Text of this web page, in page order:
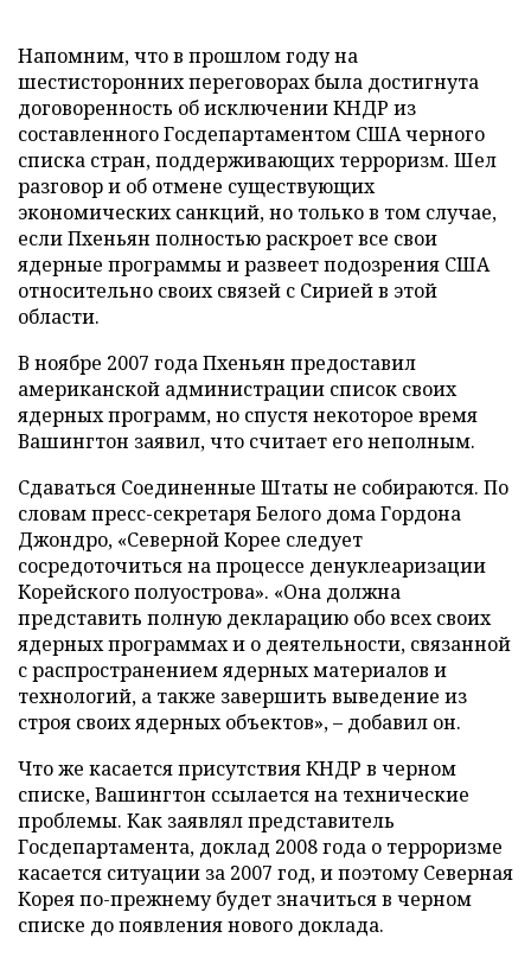
Напомним, что в прошлом году на
шестисторонних переговорах была достигнута
договоренность об исключении КНДР из
составленного Госдепартаментом США черного
списка стран, поддерживающих терроризм. Шел
разговор и об отмене существующих
экономических санкций, но только в том случае,
если Пхеньян полностью раскроет все свои
ядерные программы и развеет подозрения США
относительно своих связей с Сирией в этой
области.
В ноябре 2007 года Пхеньян предоставил
американской администрации список своих
ядерных программ, но спустя некоторое время
Вашингтон заявил, что считает его неполным.
Сдаваться Соединенные Штаты не собираются. По
словам пресс-секретаря Белого дома Гордона
Джондро, «Северной Корее следует
сосредоточиться на процессе денуклеаризации
Корейского полуострова». «Она должна
представить полную декларацию обо всех своих
ядерных программах и о деятельности, связанной
с распространением ядерных материалов и
технологий, а также завершить выведение из
строя своих ядерных объектов», – добавил он.
Что же касается присутствия КНДР в черном
списке, Вашингтон ссылается на технические
проблемы. Как заявлял представитель
Госдепартамента, доклад 2008 года о терроризме
касается ситуации за 2007 год, и поэтому Северная
Корея по-прежнему будет значиться в черном
списке до появления нового доклада.